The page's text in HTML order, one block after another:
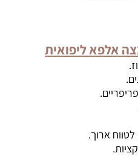
אלפא ליפואית
ארוך.